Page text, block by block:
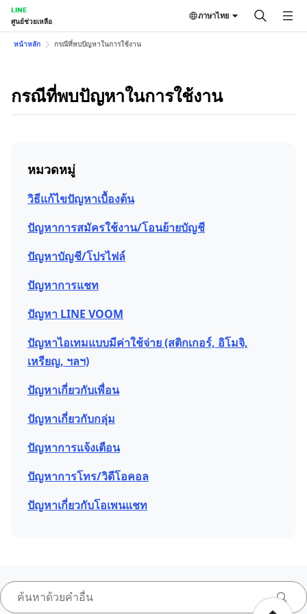
LINE
ศูนย์ช่วยเหลือ
ภาษาไทย
หน้าหลัก กรณีที่พบปัญหาในการใช้งาน
กรณีที่พบปัญหาในการใช้งาน
หมวดหมู่
วิธีแก้ไขปัญหาเบื้องต้น
ปัญหาการสมัครใช้งาน/โอนย้ายบัญชี
ปัญหาบัญชี/โปรไฟล์
ปัญหาการแชท
ปัญหา LINE VOOM
ปัญหาไอเทมแบบมีค่าใช้จ่าย (สติกเกอร์, อิโมจิ,
เหรียญ, ฯลฯ)
ปัญหาเกี่ยวกับเพื่อน
ปัญหาเกี่ยวกับกลุ่ม
ปัญหาการแจ้งเตือน
ปัญหาการโทร/วิดีโอคอล
ปัญหาเกี่ยวกับโอเพนแชท